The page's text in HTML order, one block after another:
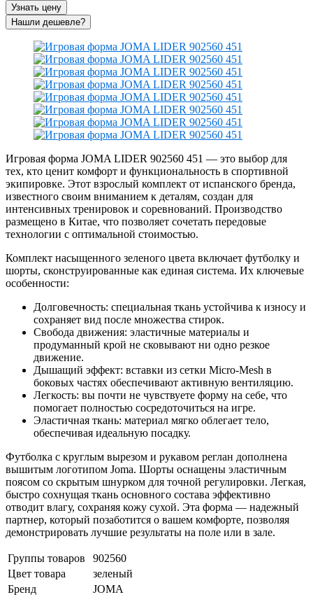
Узнать цену
Игровая форма JOMA LIDER 902560 451 — это выбор для
тех, кто ценит комфорт и функциональность в спортивной
экипировке. Этот взрослый комплект от испанского бренда,
известного своим вниманием к деталям, создан для
интенсивных тренировок и соревнований. Производство
размещено в Китае, что позволяет сочетать передовые
технологии с оптимальной стоимостью.
Комплект насыщенного зеленого цвета включает футболку и
шорты, сконструированные как единая система. Их ключевые
особенности:
Долговечность: специальная ткань устойчива к износу и
сохраняет вид после множества стирок.
Свобода движения: эластичные материалы и
продуманный крой не сковывают ни одно резкое
движение.
Дышащий эффект: вставки из сетки Micro-Mesh в
боковых частях обеспечивают активную вентиляцию.
Легкость: вы почти не чувствуете форму на себе, что
помогает полностью сосредоточиться на игре.
Эластичная ткань: материал мягко облегает тело,
обеспечивая идеальную посадку.
Футболка с круглым вырезом и рукавом реглан дополнена
вышитым логотипом Joma. Шорты оснащены эластичным
поясом со скрытым шнурком для точной регулировки. Легкая,
быстро сохнущая ткань основного состава эффективно
отводит влагу, сохраняя кожу сухой. Эта форма — надежный
партнер, который позаботится о вашем комфорте, позволяя
демонстрировать лучшие результаты на поле или в зале.
Группы товаров
902560
Цвет товара
зеленый
Бренд
JOMA